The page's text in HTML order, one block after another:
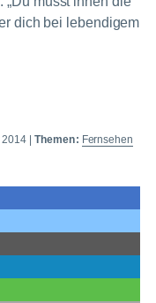
dich bei lebendigem
2014 Themen: Fernsehen